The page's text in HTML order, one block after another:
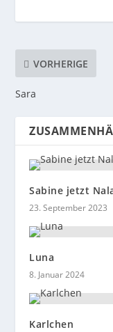
VORHERIGE
Sara
Sabine jetzt
23. September 2023
Luna
8. Januar 2024
Karlchen